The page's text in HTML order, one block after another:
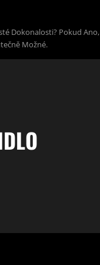
Dokonalosti? Pokud Ano,
Možné.